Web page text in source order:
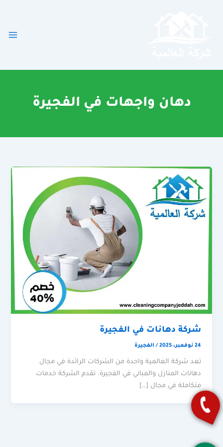
دهان واجهات في الفجيرة
شركة دهانات في الفجيرة
24 نوفمبر، 2025 / الفجيرة
تعد شركة العالمية واحدة من الشركات الرائدة في مجال
دهانات المنازل والمباني في الفجيرة. تقدم الشركة خدمات
متكاملة في مجال […]